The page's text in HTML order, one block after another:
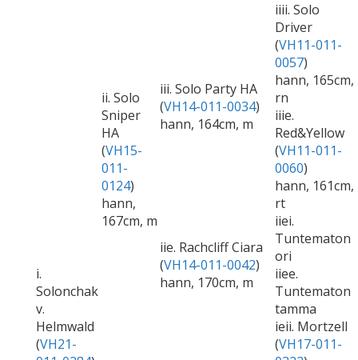
i.
Solonchak
v.
Helmwald
(VH21-
ii. Solo
Sniper
HA
(VH15-
011-
0124)
hann,
167cm, m
iii. Solo Party HA
(VH14-011-0034)
hann, 164cm, m
iiii. Solo
Driver
(VH11-011-
0057)
hann, 165cm,
rn
iiie.
Red&Yellow
(VH11-011-
0060)
hann, 161cm,
rt
iie. Rachcliff Ciara
(VH14-011-0042)
hann, 170cm, m
iiei.
Tuntematon
ori
iiee.
Tuntematon
tamma
ieii. Mortzell
(VH17-011-